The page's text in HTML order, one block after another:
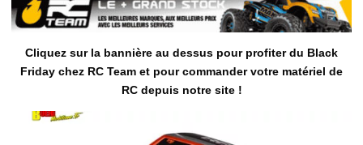
Cliquez sur la bannière au dessus pour profiter du Black
Friday chez RC Team et pour commander votre matériel de
RC depuis notre site !